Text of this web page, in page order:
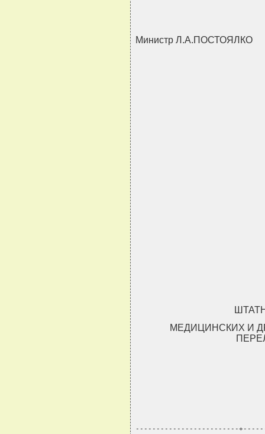
Министр Л.А.ПОСТОЯЛКО
МЕДИЦИНСКИХ И
-------------------------